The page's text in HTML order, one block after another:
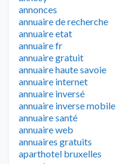
annonces
annuaire de recherche
annuaire etat
annuaire fr
annuaire gratuit
annuaire haute savoie
annuaire internet
annuaire inversé
annuaire inverse mobile
annuaire santé
annuaire web
annuaires gratuits
aparthotel bruxelles